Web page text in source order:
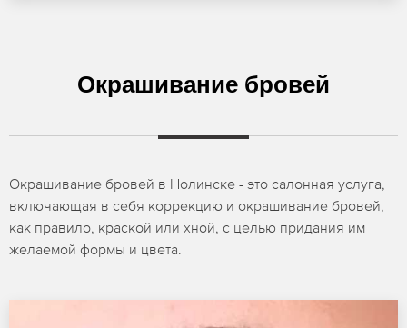
Окрашивание бровей
Окрашивание бровей в Нолинске - это салонная услуга,
включающая в себя коррекцию и окрашивание бровей,
как правило, краской или хной, с целью придания им
желаемой формы и цвета.